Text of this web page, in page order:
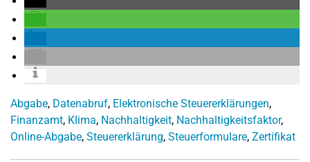
Abgabe, Datenabruf, Elektronische Steuererklärungen,
Finanzamt, Klima, Nachhaltigkeit, Nachhaltigkeitsfaktor,
Online-Abgabe, Steuererklärung, Steuerformulare, Zertifikat